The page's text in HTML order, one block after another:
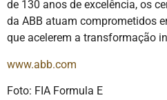
de 130 anos de excelência, os
da ABB atuam comprometidos
que acelerem a transformação
www.abb.com
Foto: FIA Formula E